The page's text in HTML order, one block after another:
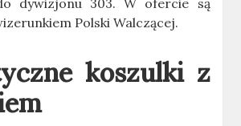
dywizjonu 303. W ofercie są
Polski Walczącej.
koszulki z